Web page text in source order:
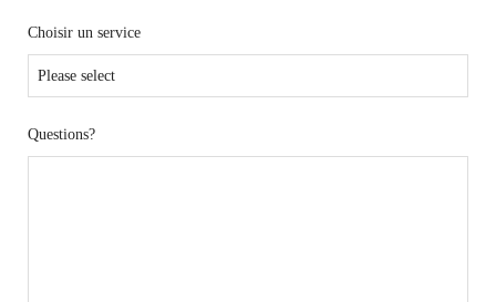
Choisir un service
Questions?